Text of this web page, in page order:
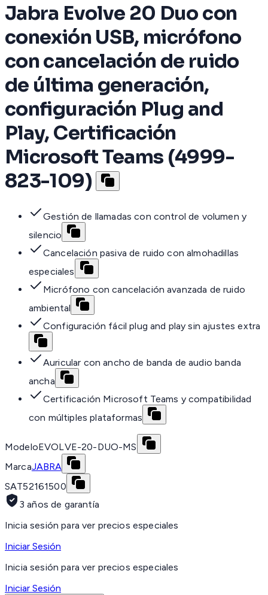
Jabra Evolve 20 Duo con
conexión USB, micrófono
con cancelación de ruido
de última generación,
configuración Plug and
Play, Certificación
Microsoft Teams (4999-
823-109)
Gestión de llamadas con control de volumen y
silencio
Cancelación pasiva de ruido con almohadillas
especiales
Micrófono con cancelación avanzada de ruido
ambiental
Configuración fácil plug and play sin ajustes extra
Auricular con ancho de banda de audio banda
ancha
Certificación Microsoft Teams y compatibilidad
con múltiples plataformas
ModeloEVOLVE-20-DUO-MS
MarcaJABRA
SAT52161500
3 años de garantía
Inicia sesión para ver precios especiales
Iniciar Sesión
Inicia sesión para ver precios especiales
Iniciar Sesión